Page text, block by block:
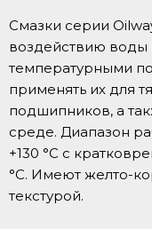
Смазки серии
воздействию
температурными
применять их для
подшипников, а
среде. Диапазон
+130 °С с
°С. Имеют желто-
текстурой.